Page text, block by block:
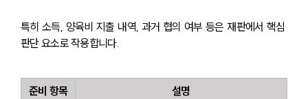
특히 소득, 양육비 지출 내역, 과거 협의 여부 등은 재판에서 핵심
판단 요소로 작용합니다.
준비 항목 설명